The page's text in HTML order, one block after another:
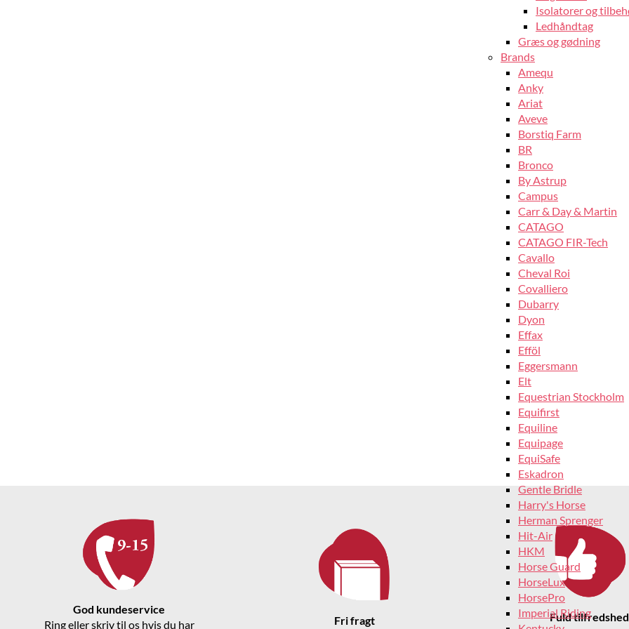
Isolatorer og
Ledhåndtag
Græs og gødning
Brands
Amequ
Anky
Ariat
Aveve
Borstiq Farm
BR
Bronco
By Astrup
Campus
Carr & Day & Martin
CATAGO
CATAGO FIR-Tech
Cavallo
Cheval Roi
Covalliero
Dubarry
Dyon
Effax
Efföl
Eggersmann
Elt
Equestrian Stockholm
Equifirst
Equiline
Equipage
EquiSafe
Eskadron
Gentle Bridle
Harry's Horse
Herman Sprenger
Hit-Air
HKM
Horse Guard
HorseLux
HorsePro
Imperial Riding
God kundeservice
Ring eller skriv til os hvis du har
Fri fragt
Fuld tilfredshed